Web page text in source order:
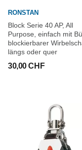
RONSTAN
Block Serie 40 AP, All
Purpose, einfach mit
blockierbarer
längs oder quer
30,00 CHF